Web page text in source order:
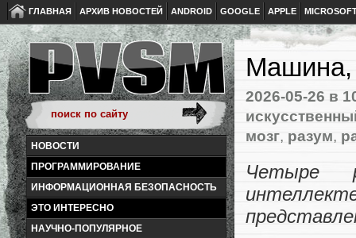
ГЛАВНАЯ АРХИВ НОВОСТЕЙ ANDROID GOOGLE APPLE
НОВОСТИ
ПРОГРАММИРОВАНИЕ
ИНФОРМАЦИОННАЯ БЕЗОПАСНОСТЬ
ЭТО ИНТЕРЕСНО
НАУЧНО-ПОПУЛЯРНОЕ
Машина,
2026-05-26 в
мозг, разум,
Четыре